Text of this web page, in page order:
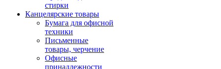
стирки
Канцелярские товары
Бумага для офисной
техники
Письменные
товары, черчение
Офисные
принадлежности